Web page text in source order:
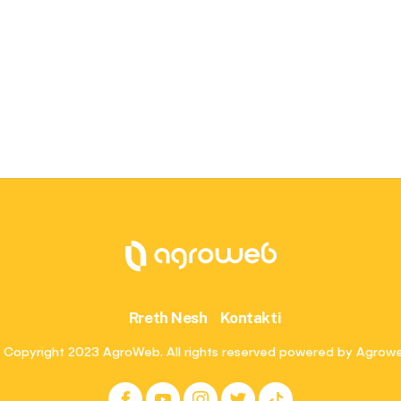
Rreth Nesh Kontakti
2023 AgroWeb. All rights reserved powered by